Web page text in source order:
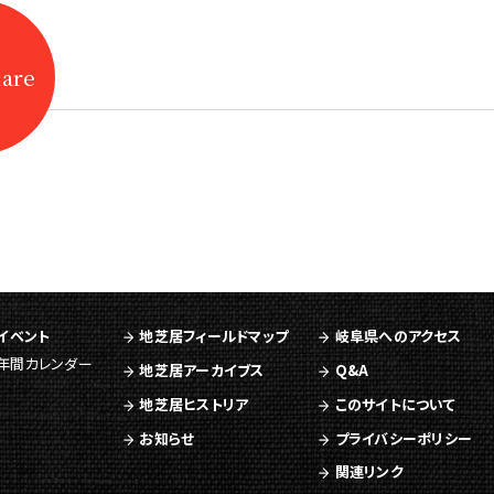
ベント
間カレンダー
地芝居フィールドマップ
地芝居アーカイブス
地芝居ヒストリア
お知らせ
岐阜県へのアクセス
Q&A
このサイトについて
プライバシーポリシー
関連リンク